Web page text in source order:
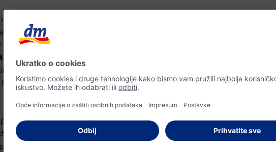
inspiriranu vučjim divljim izgledom. Prednji dijelovi
su suptilnije kod wolf cuta nego kod frizure cipal što je dobra vijest za
previše ekstremno. Bez obzira imate li kratku, srednju ili dugu kosu,
kraća verzija prikladna je za tanku kosu, jer frizura izgleda još voluminoznije
zavjesa koje upotpunjuju trendi izgled. Da bi krajnji izgled bio skladan,
je sve moguće: wolf cut jednako dobro pristaje nebitno bilo to crna,
wolf cut, ali nemojte stvar uzeti u svoje ruke! Premda ovajlook
rezanju dužine pramenova. Ako se sami šišate i pogriješite, trebat
radije zakažite termin kod profesionalaca u nekom frizerskom studiju.